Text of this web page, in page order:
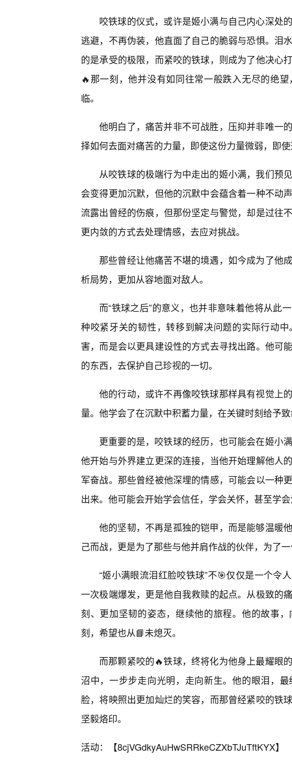
咬铁球的仪式，或许是姬小满与自己内心深处
逃避，不再伪装，他直面了自己的脆弱与恐惧。泪
的是承受的极限，而紧咬的铁球，则成为了他决心
🔥那一刻，他并没有如同往常一般跌入无尽的绝
临。
他明白了，痛苦并非不可战胜，压抑并非唯一
择如何去面对痛苦的力量，即使这份力量微弱，即使
从咬铁球的极端行为中走出的姬小满，我们预
会变得更加沉默，但他的沉默中会蕴含着一种不动
流露出曾经的伤痕，但那份坚定与警觉，却是过往
更内敛的方式去处理情感，去应对挑战。
那些曾经让他痛苦不堪的境遇，如今成为了他
析局势，更加从容地面对敌人。
而“铁球之后”的意义，也并非意味着他将从此
种咬紧牙关的韧性，转移到解决问题的实际行动
害，而是会以更具建设性的方式去寻找出路。他可
的东西，去保护自己珍视的一切。
他的行动，或许不再像咬铁球那样具有视觉上
量。他学会了在沉默中积蓄力量，在关键时刻给予致
更重要的是，咬铁球的经历，也可能会在姬小
他开始与外界建立更深的连接，当他开始理解他人
军奋战。那些曾经被他深埋的情感，可能会以一种
出来。他可能会开始学会信任，学会关怀，甚至学会
他的坚韧，不再是孤独的铠甲，而是能够温暖
己而战，更是为了那些与他并肩作战的伙伴，为了一
“姬小满眼流泪红脸咬铁球”不🎯仅仅是一个令
一次极端爆发，更是他自我救赎的起点。从极致的
刻、更加坚韧的姿态，继续他的旅程。他的故事
刻，希望也从📘未熄灭。
而那颗紧咬的🔥铁球，终将化为他身上最耀眼
沼中，一步步走向光明，走向新生。他的眼泪，
脸，将映照出更加灿烂的笑容，而那曾经紧咬的铁
坚毅烙印。
活动：【8cjVGdkyAuHwSRRkeCZXbTJuTftKYX】